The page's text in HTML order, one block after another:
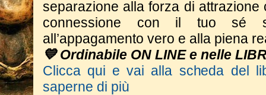
separazione alla forza di attrazione
connessione con il tuo sé
all’appagamento vero e alla piena
💙 Ordinabile ON LINE e nelle
Clicca qui e vai alla scheda del
saperne di più